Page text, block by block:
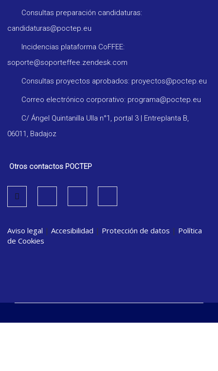
Consultas preparación candidaturas:
candidaturas@poctep.eu
Incidencias plataforma CoFFEE:
soporte@soporteffee.zendesk.com
Consultas proyectos aprobados: proyectos@poctep.eu
Correo electrónico corporativo: programa@poctep.eu
C/ Ángel Quintanilla Ulla n°1, portal 3 | Entreplanta B,
06011, Badajoz
Otros contactos POCTEP
Aviso legal | Accesibilidad | Protección de datos | Política
de Cookies